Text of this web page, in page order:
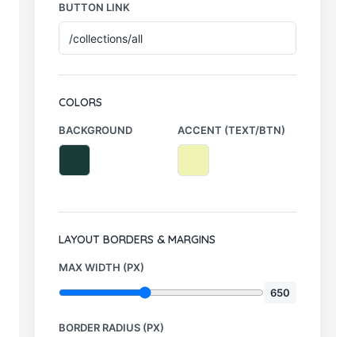
BUTTON LINK
COLORS
BACKGROUND ACCENT (TEXT/BTN)
LAYOUT BORDERS & MARGINS
MAX WIDTH (PX)
650
BORDER RADIUS (PX)